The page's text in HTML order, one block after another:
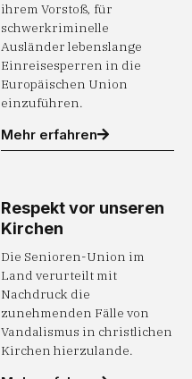
ihrem Vorstoß, für
schwerkriminelle
Ausländer lebenslange
Einreisesperren in die
Europäischen Union
einzuführen.
Mehr erfahren
Respekt vor unseren
Kirchen
Die Senioren-Union im
Land verurteilt mit
Nachdruck die
zunehmenden Fälle von
Vandalismus in christlichen
Kirchen hierzulande.